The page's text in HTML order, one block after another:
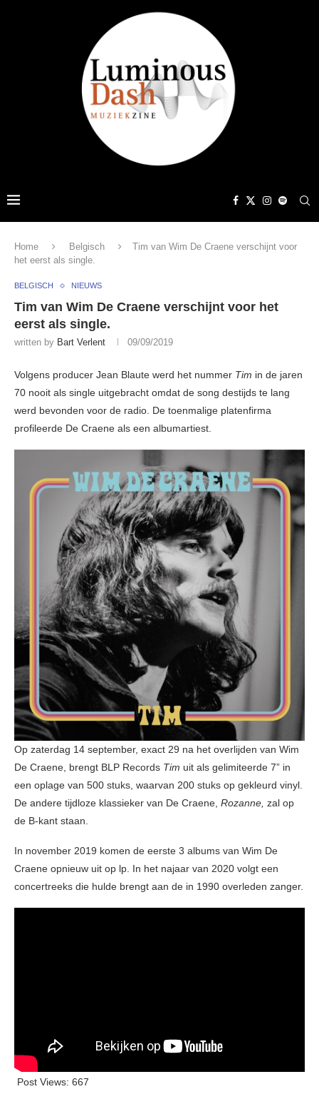
Home Belgisch
Tim van Wim De Craene verschijnt voor
het eerst als single.
BELGISCH NIEUWS
Tim van Wim De Craene verschijnt voor het
eerst als single.
written by Bart Verlent 09/09/2019
Volgens producer Jean Blaute werd het nummer Tim in de jaren
70 nooit als single uitgebracht omdat de song destijds te lang
werd bevonden voor de radio. De toenmalige platenfirma
profileerde De Craene als een albumartiest.
Op zaterdag 14 september, exact 29 na het overlijden van Wim
De Craene, brengt BLP Records Tim uit als gelimiteerde 7” in
een oplage van 500 stuks, waarvan 200 stuks op gekleurd vinyl.
De andere tijdloze klassieker van De Craene, Rozanne, zal op
de B-kant staan.
In november 2019 komen de eerste 3 albums van Wim De
Craene opnieuw uit op lp. In het najaar van 2020 volgt een
concertreeks die hulde brengt aan de in 1990 overleden zanger.
Post Views: 667